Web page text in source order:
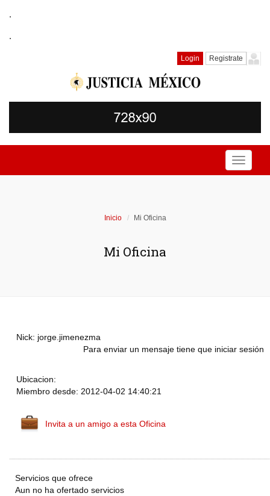
.
.
Login Registrate
Toggle
Inicio Mi Oficina
Mi Oficina
Nick: jorge.jimenezma
Para enviar un mensaje tiene que iniciar sesión
Ubicacion:
Miembro desde: 2012-04-02 14:40:21
Invita a un amigo a esta Oficina
Servicios que ofrece
Aun no ha ofertado servicios